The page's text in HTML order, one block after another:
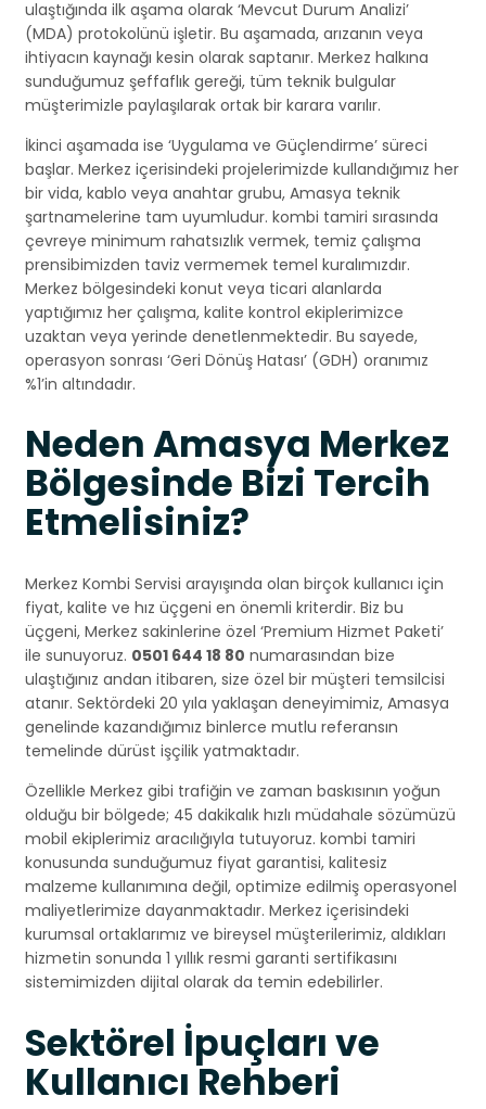
ulaştığında ilk aşama olarak ‘Mevcut Durum Analizi’
(MDA) protokolünü işletir. Bu aşamada, arızanın veya
ihtiyacın kaynağı kesin olarak saptanır. Merkez halkına
sunduğumuz şeffaflık gereği, tüm teknik bulgular
müşterimizle paylaşılarak ortak bir karara varılır.
İkinci aşamada ise ‘Uygulama ve Güçlendirme’ süreci
başlar. Merkez içerisindeki projelerimizde kullandığımız her
bir vida, kablo veya anahtar grubu, Amasya teknik
şartnamelerine tam uyumludur. kombi tamiri sırasında
çevreye minimum rahatsızlık vermek, temiz çalışma
prensibimizden taviz vermemek temel kuralımızdır.
Merkez bölgesindeki konut veya ticari alanlarda
yaptığımız her çalışma, kalite kontrol ekiplerimizce
uzaktan veya yerinde denetlenmektedir. Bu sayede,
operasyon sonrası ‘Geri Dönüş Hatası’ (GDH) oranımız
%1’in altındadır.
Neden Amasya Merkez
Bölgesinde Bizi Tercih
Etmelisiniz?
Merkez Kombi Servisi arayışında olan birçok kullanıcı için
fiyat, kalite ve hız üçgeni en önemli kriterdir. Biz bu
üçgeni, Merkez sakinlerine özel ‘Premium Hizmet Paketi’
ile sunuyoruz. 0501 644 18 80 numarasından bize
ulaştığınız andan itibaren, size özel bir müşteri temsilcisi
atanır. Sektördeki 20 yıla yaklaşan deneyimimiz, Amasya
genelinde kazandığımız binlerce mutlu referansın
temelinde dürüst işçilik yatmaktadır.
Özellikle Merkez gibi trafiğin ve zaman baskısının yoğun
olduğu bir bölgede; 45 dakikalık hızlı müdahale sözümüzü
mobil ekiplerimiz aracılığıyla tutuyoruz. kombi tamiri
konusunda sunduğumuz fiyat garantisi, kalitesiz
malzeme kullanımına değil, optimize edilmiş operasyonel
maliyetlerimize dayanmaktadır. Merkez içerisindeki
kurumsal ortaklarımız ve bireysel müşterilerimiz, aldıkları
hizmetin sonunda 1 yıllık resmi garanti sertifikasını
sistemimizden dijital olarak da temin edebilirler.
Sektörel İpuçları ve
Kullanıcı Rehberi